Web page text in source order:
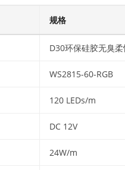
规格
D30环保硅胶无臭
WS2815-60-RGB
120 LEDs/m
DC 12V
24W/m